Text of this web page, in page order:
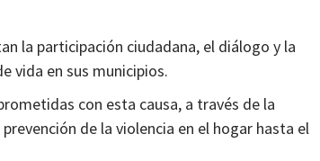
la participación ciudadana, el diálogo y la
vida en sus municipios.
con esta causa, a través de la
de la violencia en el hogar hasta el